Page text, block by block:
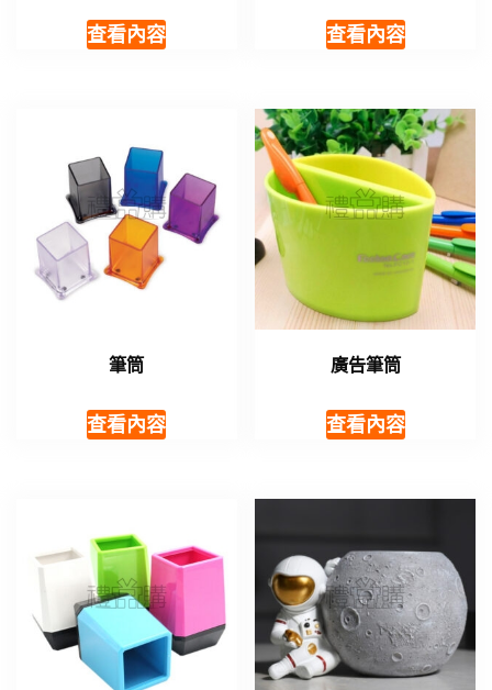
查看內容 查看內容
筆筒
查看內容
廣告筆筒
查看內容